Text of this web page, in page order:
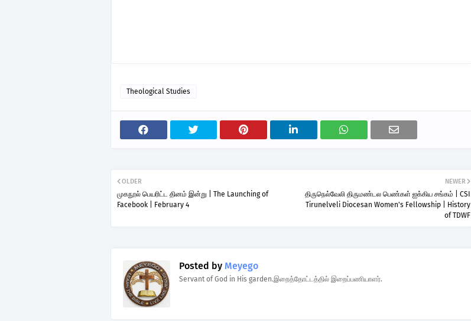
Theological Studies
NEWER
திருநெல்வேலி திருமண்டல பெண்கள் ஐக்கிய சங்கம் | CSI
Tirunelveli Diocesan Women's Fellowship | History
of TDWF
OLDER
முகநூல் பெயரிட்ட தினம் இன்று | The Launching of
Facebook | February 4
Posted by Meyego
Servant of God in His garden.இறைத்தோட்டத்தில் இறைப்பணியாளர்.